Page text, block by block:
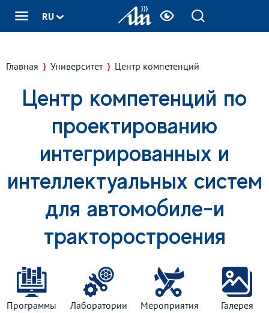
RU
Главная Университет Центр компетенций
Центр компетенций по
проектированию
интегрированных и
интеллектуальных систем
для автомобиле-и
тракторостроения
Программы Лаборатории Мероприятия Галерея